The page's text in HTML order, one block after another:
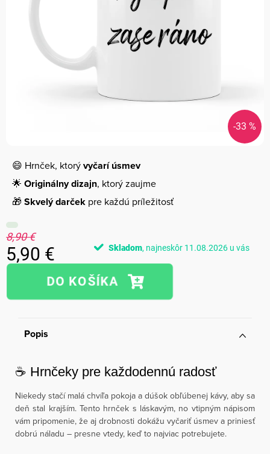
-33 %
😄 Hrnček, ktorývyčarí úsmev
🌟 Originálny dizajn, ktorý zaujme
🎁 Skvelý darček pre každú príležitosť
8,90 €
5,90 €
Jednotková
Skladom 11.08.2026
Popis
☕ Hrnčeky pre každodennú radosť
Niekedy stačí malá chvíľa pokoja a dúšok obľúbenej kávy, aby sa
deň stal krajším. Tento hrnček s láskavým, no vtipným nápisom
vám pripomenie, že aj drobnosti dokážu vyčariť úsmev a priniesť
dobrú náladu – presne vtedy, keď to najviac potrebujete.